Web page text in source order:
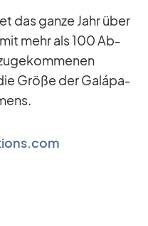
das ganze Jahr über
mehr als 100 Ab­
Größe der Galá­pa­